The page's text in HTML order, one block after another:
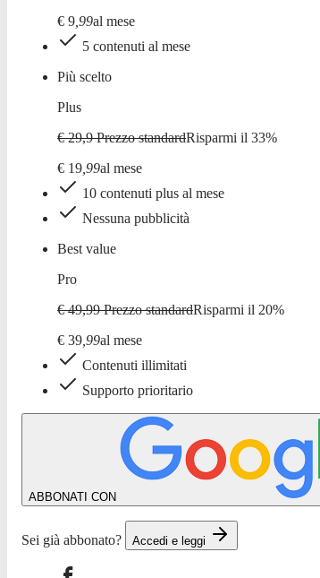
€ 9,99al mese
5 contenuti al mese
Più scelto
Plus
€ 29,9 Prezzo standardRisparmi il 33%
€ 19,99al mese
10 contenuti plus al mese
Nessuna pubblicità
Best value
Pro
€ 49,99 Prezzo standardRisparmi il 20%
€ 39,99al mese
Contenuti illimitati
Supporto prioritario
ABBONATI CON
Sei già abbonato? Accedi e leggi